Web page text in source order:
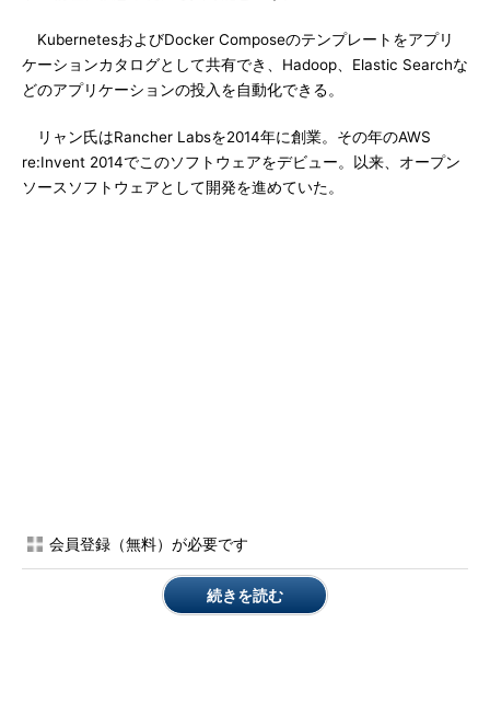
KubernetesおよびDocker Composeのテンプレートをアプリ
ケーションカタログとして共有でき、Hadoop、Elastic Searchな
どのアプリケーションの投入を自動化できる。
リャン氏はRancher Labsを2014年に創業。その年のAWS
re:Invent 2014でこのソフトウェアをデビュー。以来、オープン
ソースソフトウェアとして開発を進めていた。
会員登録（無料）が必要です
続きを読む